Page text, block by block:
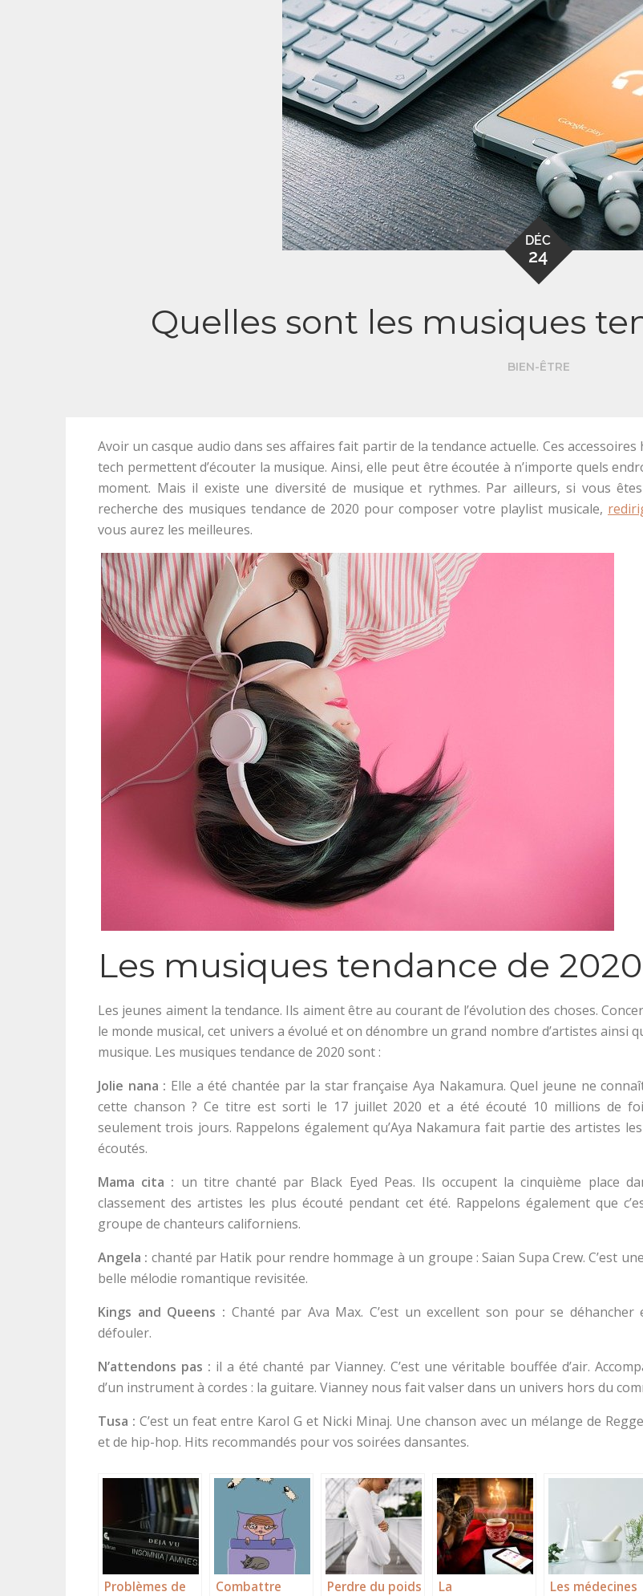
DÉC
24
Quelles sont les musiques
BIEN-ÊTRE
Avoir un casque audio dans ses affaires fait partir de la tendance actuelle. Ces accessoires
tech permettent d’écouter la musique. Ainsi, elle peut être écoutée à n’importe quels
moment. Mais il existe une diversité de musique et rythmes. Par ailleurs, si vous
recherche des musiques tendance de 2020 pour composer votre playlist musicale,
vous aurez les meilleures.
Les musiques tendance de 2020
Les jeunes aiment la tendance. Ils aiment être au courant de l’évolution des choses.
le monde musical, cet univers a évolué et on dénombre un grand nombre d’artistes ainsi
musique. Les musiques tendance de 2020 sont :
Jolie nana : Elle a été chantée par la star française Aya Nakamura. Quel jeune ne
cette chanson ? Ce titre est sorti le 17 juillet 2020 et a été écouté 10 millions de
seulement trois jours. Rappelons également qu’Aya Nakamura fait partie des artistes
écoutés.
Mama cita : un titre chanté par Black Eyed Peas. Ils occupent la cinquième place
classement des artistes les plus écouté pendant cet été. Rappelons également que
groupe de chanteurs californiens.
Angela : chanté par Hatik pour rendre hommage à un groupe : Saian Supa Crew. C’est
belle mélodie romantique revisitée.
Kings and Queens : Chanté par Ava Max. C’est un excellent son pour se déhancher
défouler.
N’attendons pas : il a été chanté par Vianney. C’est une véritable bouffée d’air.
d’un instrument à cordes : la guitare. Vianney nous fait valser dans un univers hors du
Tusa : C’est un feat entre Karol G et Nicki Minaj. Une chanson avec un mélange de
et de hip-hop. Hits recommandés pour vos soirées dansantes.
Problèmes de
Combattre
Perdre du poids
La
Les médecines